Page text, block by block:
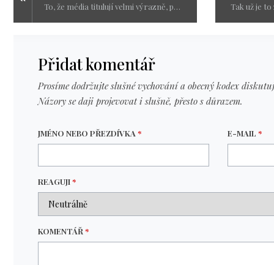
To, že média titulují velmi výrazně, přehánějí nebo vyzdvihují senzace, už dávno není novinka. To, že tahají i starší události (z roku 2017) právě teď v souvislosti s novým politickým angažmá, je už klasika.
Přidat komentář
Prosíme dodržujte slušné vychování a obecný kodex
Názory se daji projevovat i slušně, přesto s důrazem.
JMÉNO NEBO PŘEZDÍVKA* E-MAIL*
REAGUJI*
KOMENTÁŘ*